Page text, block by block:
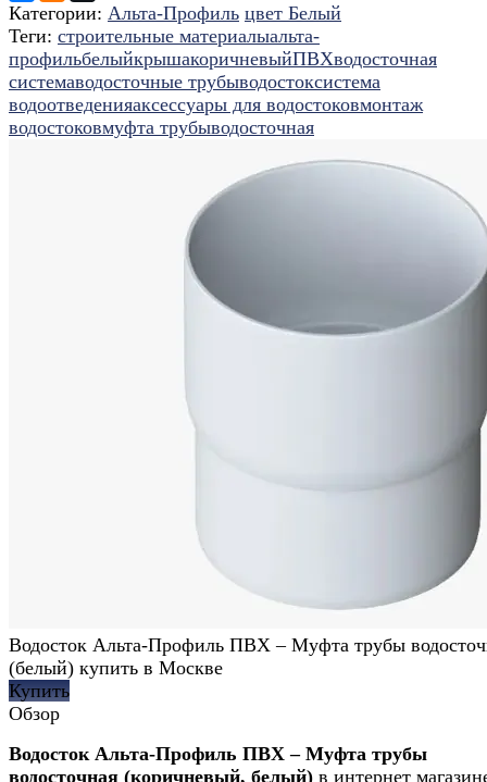
Категории: Альта-Профиль цвет Белый
Теги: строительные материалыальта-
профильбелыйкрышакоричневыйПВХводосточная
системаводосточные трубыводостоксистема
водоотведенияаксессуары для водостоковмонтаж
водостоковмуфта трубыводосточная
Водосток Альта-Профиль ПВХ – Муфта трубы
(белый) купить в Москве
Купить
Обзор
Водосток Альта-Профиль ПВХ – Муфта трубы
водосточная (коричневый, белый) в интернет